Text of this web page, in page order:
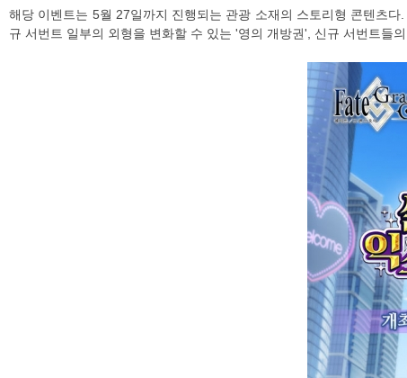
해당 이벤트는 5월 27일까지 진행되는 관광 소재의 스토리형 콘텐츠
규 서번트 일부의 외형을 변화할 수 있는 '영의 개방권', 신규 서번트들